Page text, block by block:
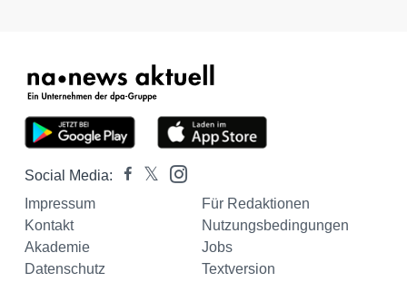
Social Media:
Impressum
Für Redaktionen
Kontakt
Nutzungsbedingungen
Akademie
Jobs
Datenschutz
Textversion